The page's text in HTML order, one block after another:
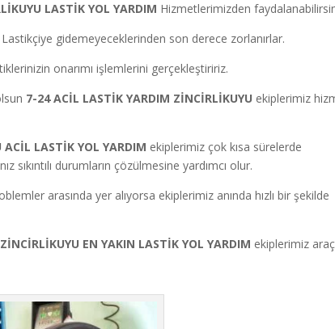
LASTİK YOL YARDIM Hizmetlerimizden
gidemeyeceklerinden son derece zorlanırlar.
onarımı işlemlerini gerçekleştiririz.
7-24 ACİL LASTİK YARDIM ZİNCİRLİKUYU ekiplerimiz
ACİL LASTİK YOL YARDIM ekiplerimiz çok kısa sürelerde
sıkıntılı durumların çözülmesine yardımcı olur.
arasında yer alıyorsa ekiplerimiz anında hızlı bir şekilde
ZİNCİRLİKUYU EN YAKIN LASTİK YOL YARDIM ekiplerimiz